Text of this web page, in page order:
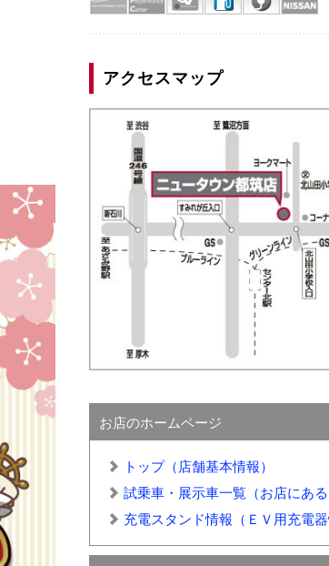
アクセスマップ
お店のホームページ
トップ（店舗基本情報）
試乗車・展示車一覧（お店にある
充電スタンド情報（ＥＶ用充電器